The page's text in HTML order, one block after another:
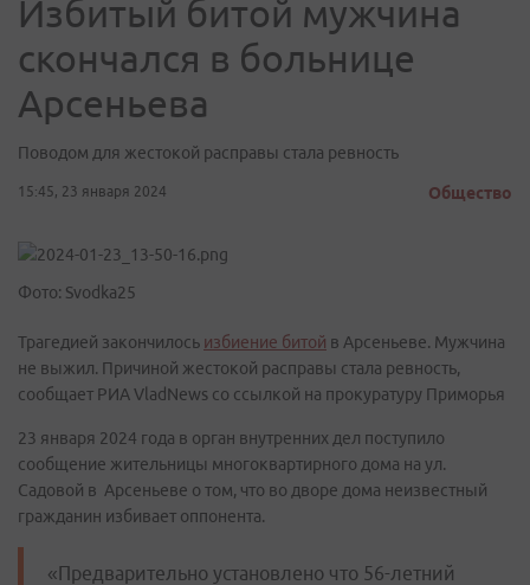
Избитый битой мужчина
скончался в больнице
Арсеньева
Поводом для жестокой расправы стала ревность
15:45, 23 января 2024 Общество
Фото: Svodka25
Трагедией закончилось избиение битой в Арсеньеве. Мужчина
не выжил. Причиной жестокой расправы стала ревность,
сообщает РИА VladNews со ссылкой на прокуратуру Приморья
23 января 2024 года в орган внутренних дел поступило
сообщение жительницы многоквартирного дома на ул.
Садовой в Арсеньеве о том, что во дворе дома неизвестный
гражданин избивает оппонента.
«Предварительно установлено что 56-летний